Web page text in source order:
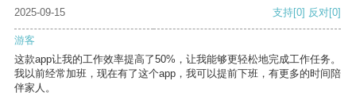
2025-09-15 支持[0] 反对[0]
游客
这款app让我的工作效率提高了50%，让我能够更轻松地完成工作任务。
我以前经常加班，现在有了这个app，我可以提前下班，有更多的时间陪
伴家人。